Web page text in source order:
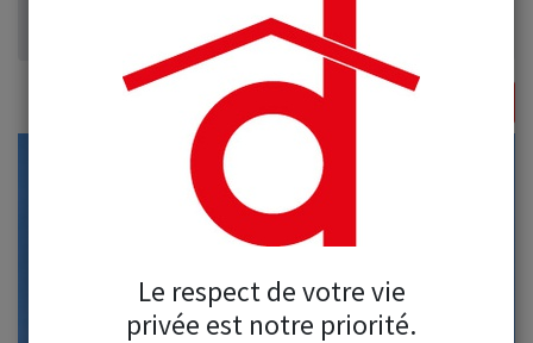
Avel Rénovateur Canapé cuir 300g blanc cassé
Le respect de votre vie
privée est notre priorité.